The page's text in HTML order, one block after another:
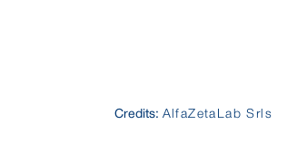
Credits: AlfaZetaLab Srls